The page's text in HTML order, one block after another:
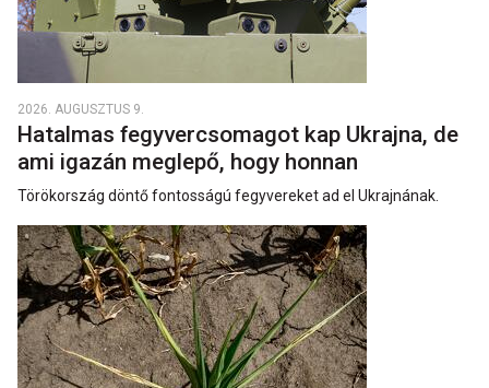
2026. AUGUSZTUS 9.
Hatalmas fegyvercsomagot kap Ukrajna, de
ami igazán meglepő, hogy honnan
Törökország döntő fontosságú fegyvereket ad el Ukrajnának.